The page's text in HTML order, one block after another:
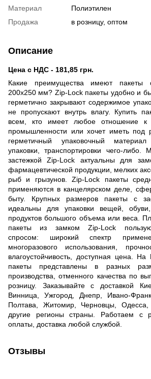
Материал
Полиэтилен
Продажа
в розницу, оптом
Описание
Цена с НДС - 181,85 грн.
Какие преимущества имеют пакеты
200х250 мм? Zip-Lock пакеты удобно и
герметично закрывают содержимое
не пропускают внутрь влагу. Купить
всем, кто имеет любое отношение к
промышленности или хочет иметь под
герметичный упаковочный
упаковки, транспортировки чего-либо.
застежкой Zip-Lock актуальны для
фармацевтической продукции, мелких
рыб и грызунов. Zip-Lock пакеты
применяются в канцелярском деле,
быту. Крупных размеров пакеты с
идеальны для упаковки вещей,
продуктов большого объема или веса.
пакеты из замком Zip-Lock
спросом: широкий спектр
многоразового использования,
влагоустойчивость, доступная цена.
пакеты представлены в разных
производства, отменного качества по
розницу. Заказывайте с доставкой
Винница, Ужгород, Днепр, Ивано-
Полтава, Житомир, Черновцы,
другие регионы страны. Работаем с
оплаты, доставка любой службой.
Отзывы